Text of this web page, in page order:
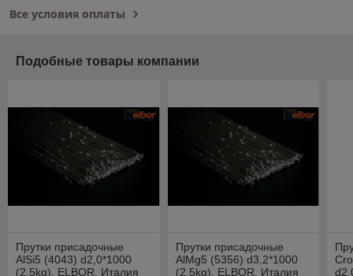
Все условия оплаты
Подобные товары компании
Прутки присадочные
AlSi5 (4043) d2,0*1000
(2,5kg), ELBOR, Италия
Прутки присадочные
AlMg5 (5356) d3,2*1000
(2,5kg), ELBOR, Италия